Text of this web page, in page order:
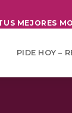
MEJORES
PIDE HOY –